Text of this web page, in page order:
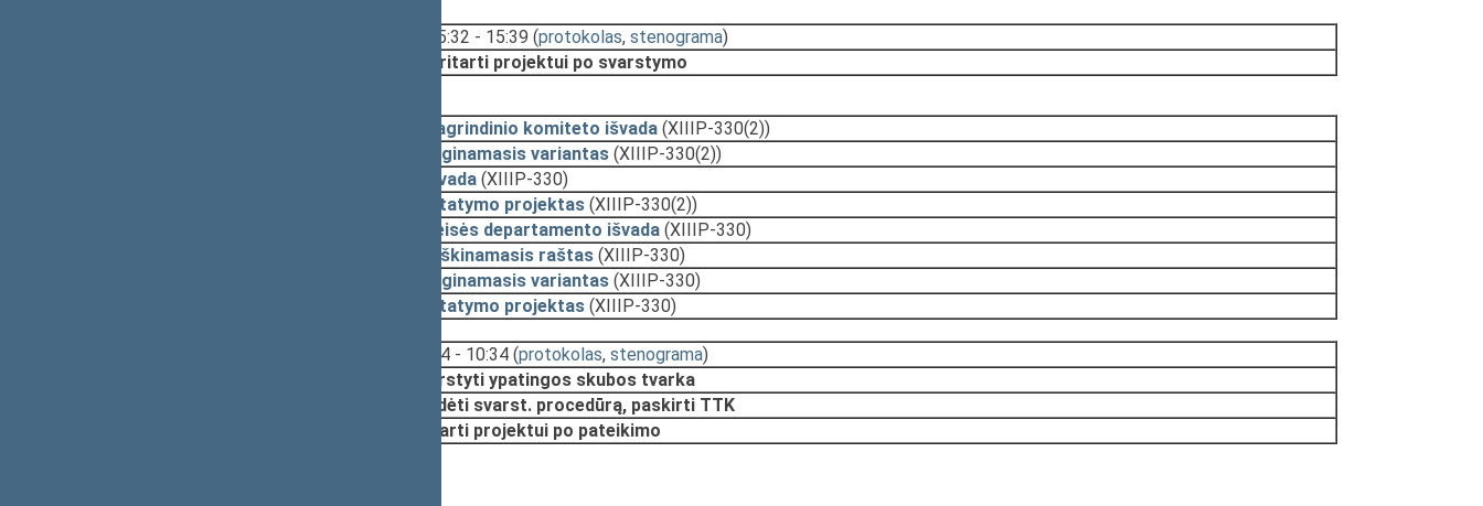
15:32 - 15:39 (protokolas, stenograma)
Pritarti projektui po svarstymo
Pagrindinio komiteto išvada (XIIIP-330(2))
Lyginamasis variantas (XIIIP-330(2))
Išvada (XIIIP-330)
Įstatymo projektas (XIIIP-330(2))
Teisės departamento išvada (XIIIP-330)
Aiškinamasis raštas (XIIIP-330)
Lyginamasis variantas (XIIIP-330)
Įstatymo projektas (XIIIP-330)
10:14 - 10:34 (protokolas, stenograma)
Svarstyti ypatingos skubos tvarka
Pradėti svarst. procedūrą, paskirti TTK
Pritarti projektui po pateikimo